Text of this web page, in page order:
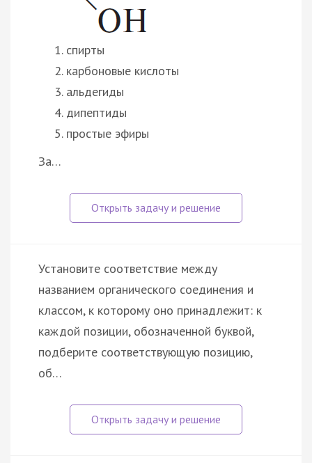
спирты
карбоновые кислоты
альдегиды
дипептиды
простые эфиры
За…
Установите соответствие между
названием органического соединения и
классом, к которому оно принадлежит: к
каждой позиции, обозначенной буквой,
подберите соответствующую позицию,
об…